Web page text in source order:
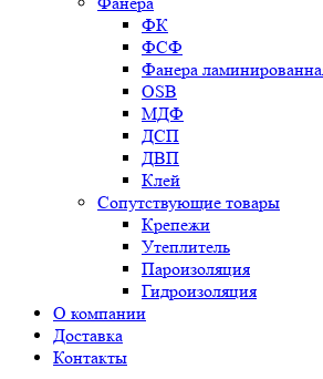
ФК
ФСФ
Фанера
OSB
МДФ
ДСП
ДВП
Клей
Сопутствующие товары
Крепежи
Утеплитель
Пароизоляция
Гидроизоляция
О компании
Доставка
Контакты